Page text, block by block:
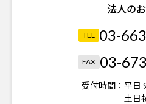
法人の
TEL 03-
FAX 03-
受付時間： 平日
土日